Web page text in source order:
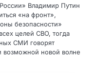
Владимир Путин
«на фронт»,
безопасности»
целей СВО, тогда
СМИ говорят
возможной новой волне